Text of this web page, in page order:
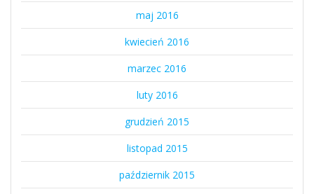
maj 2016
kwiecień 2016
marzec 2016
luty 2016
grudzień 2015
listopad 2015
październik 2015